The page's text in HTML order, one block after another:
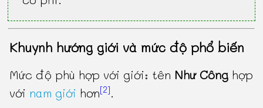
Khuynh hướng giới và mức độ phổ biến
Mức độ phù hợp với giới: tên Như Công hợp
với nam giới hơn[2].